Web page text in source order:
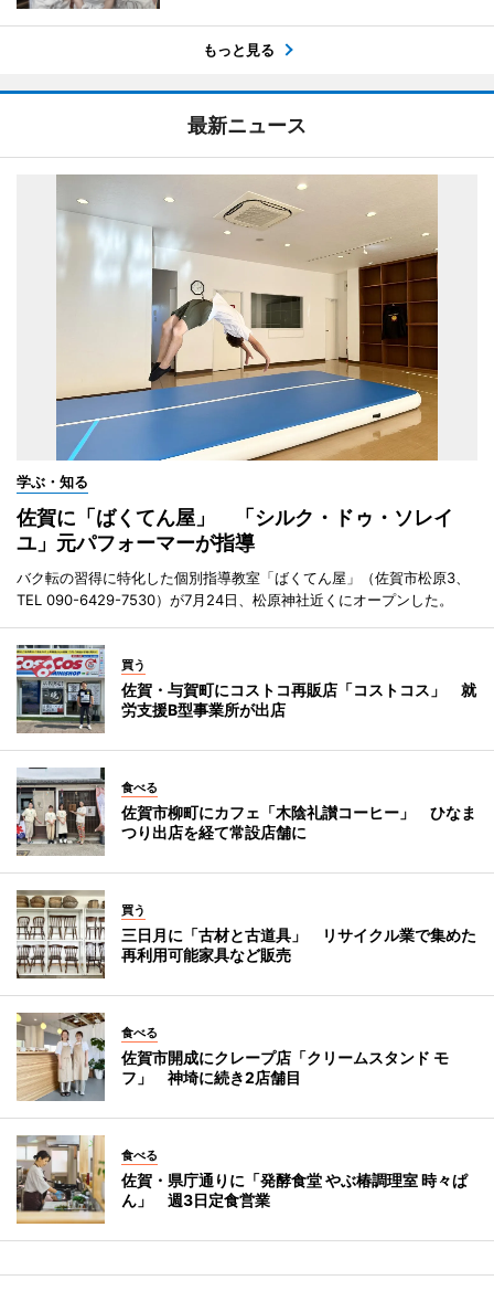
もっと見る
最新ニュース
学ぶ・知る
佐賀に「ばくてん屋」 「シルク・ドゥ・ソレイ
ユ」元パフォーマーが指導
バク転の習得に特化した個別指導教室「ばくてん屋」（佐賀市松原3、
TEL 090-6429-7530）が7月24日、松原神社近くにオープンした。
買う
佐賀・与賀町にコストコ再販店「コストコス」 就
労支援B型事業所が出店
食べる
佐賀市柳町にカフェ「木陰礼讃コーヒー」 ひなま
つり出店を経て常設店舗に
買う
三日月に「古材と古道具」 リサイクル業で集めた
再利用可能家具など販売
食べる
佐賀市開成にクレープ店「クリームスタンド モ
フ」 神埼に続き2店舗目
食べる
佐賀・県庁通りに「発酵食堂 やぶ椿調理室 時々ぱ
ん」 週3日定食営業